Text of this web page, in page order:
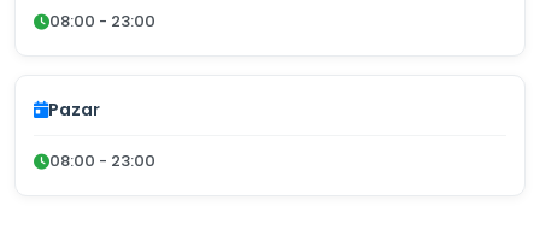
08:00 - 23:00
Pazar
08:00 - 23:00